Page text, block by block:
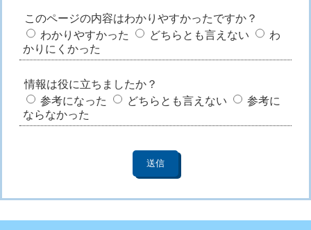
このページの内容はわかりやすかったですか？
わかりやすかった
どちらとも言えない
わ
かりにくかった
情報は役に立ちましたか？
参考になった
どちらとも言えない
参考に
ならなかった